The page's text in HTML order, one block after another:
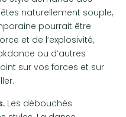
naturellement souple,
pourrait être
et de l’explosivité,
ou d’autres
sur vos forces et sur
Les débouchés